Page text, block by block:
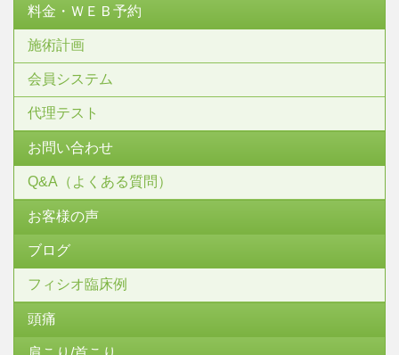
料金・ＷＥＢ予約
施術計画
会員システム
代理テスト
お問い合わせ
Q&A（よくある質問）
お客様の声
ブログ
フィシオ臨床例
頭痛